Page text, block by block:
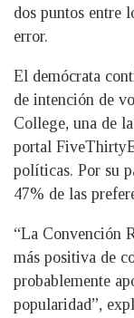
dos puntos entre
error.
El demócrata
de intención de
College, una de
portal
políticas. Por su
47% de las
“La Convención
más positiva de
probablemente
popularidad”,